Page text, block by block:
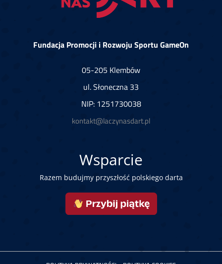
Fundacja Promocji i Rozwoju Sportu GameOn
05-205 Klembów
ul. Słoneczna 33
NIP: 1251730038
kontakt@laczynasdart.pl
Wsparcie
Razem budujmy przyszłość polskiego darta